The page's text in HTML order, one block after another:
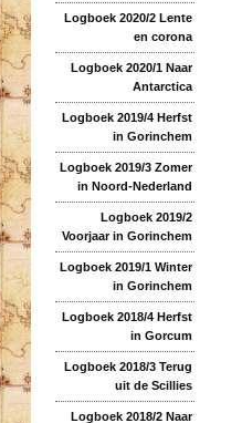
Logboek 2020/2 Lente
en corona
Logboek 2020/1 Naar
Antarctica
Logboek 2019/4 Herfst
in Gorinchem
Logboek 2019/3 Zomer
in Noord-Nederland
Logboek 2019/2
Voorjaar in Gorinchem
Logboek 2019/1 Winter
in Gorinchem
Logboek 2018/4 Herfst
in Gorcum
Logboek 2018/3 Terug
uit de Scillies
Logboek 2018/2 Naar